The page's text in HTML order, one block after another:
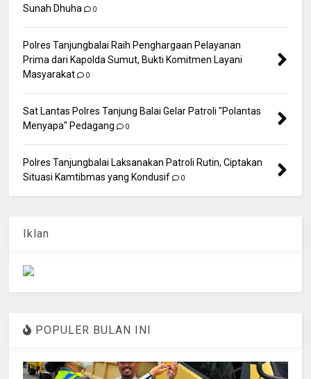
Sunah Dhuha
0
Polres Tanjungbalai Raih Penghargaan Pelayanan
Prima dari Kapolda Sumut, Bukti Komitmen Layani
Masyarakat
0
Sat Lantas Polres Tanjung Balai Gelar Patroli "Polantas
Menyapa" Pedagang
0
Polres Tanjungbalai Laksanakan Patroli Rutin, Ciptakan
Situasi Kamtibmas yang Kondusif
0
Iklan
POPULER BULAN INI